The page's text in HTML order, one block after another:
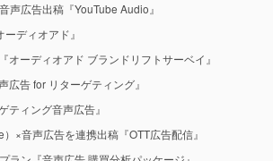
声広告出稿『YouTube Audio』
ディオアド』
ーディオアド ブランドリフトサーベイ』
告 for リターゲティング』
ティング音声広告』
×音声広告を連携出稿『OTT広告配信』